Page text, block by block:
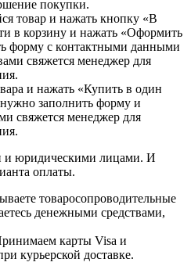
покупки.
товар и нажать кнопку «В
в корзину и нажать «Оформить
форму с контактными данными
свяжется менеджер для
и нажать «Купить в один
заполнить форму и
свяжется менеджер для
и юридическими лицами. И
оплаты.
товаросопроводительные
денежными средствами,
карты Visa и
курьерской доставке.